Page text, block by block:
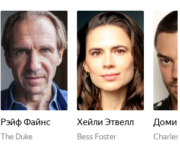
Рэйф Файнс
The Duke
Хейли Этвелл
Bess Foster